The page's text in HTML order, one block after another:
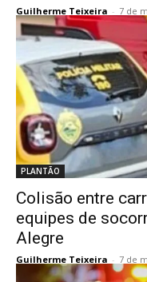
Guilherme Teixeira - 7 de
PLANTÃO
Colisão entre
equipes de
Alegre
Guilherme Teixeira - 7 de